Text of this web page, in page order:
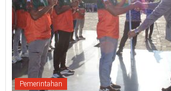
Pemerintahan